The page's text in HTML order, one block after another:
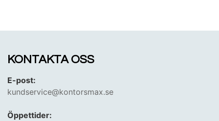
KONTAKTA OSS
E-post:
kundservice@kontorsmax.se
Öppettider: